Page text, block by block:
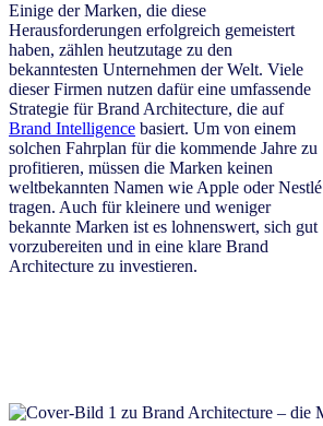
Einige der Marken, die diese
Herausforderungen erfolgreich gemeistert
haben, zählen heutzutage zu den
bekanntesten Unternehmen der Welt. Viele
dieser Firmen nutzen dafür eine umfassende
Strategie für Brand Architecture, die auf
Brand Intelligence basiert. Um von einem
solchen Fahrplan für die kommende Jahre zu
profitieren, müssen die Marken keinen
weltbekannten Namen wie Apple oder Nestlé
tragen. Auch für kleinere und weniger
bekannte Marken ist es lohnenswert, sich gut
vorzubereiten und in eine klare Brand
Architecture zu investieren.